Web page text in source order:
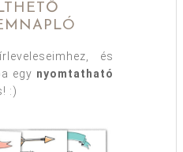
és
egy nyomtatható
:)